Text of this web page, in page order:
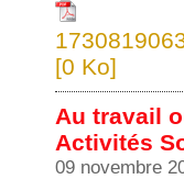
[0 Ko]
Au travail
Activités
09 novembre